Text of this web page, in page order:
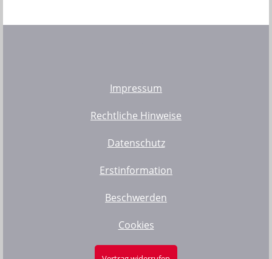
Impressum
Rechtliche Hinweise
Datenschutz
Erstinformation
Beschwerden
Cookies